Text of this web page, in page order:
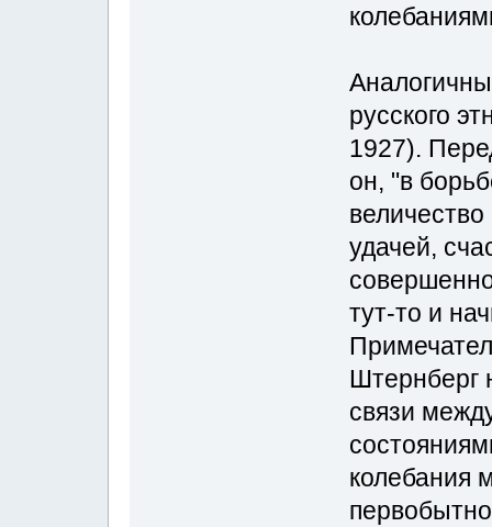
русского
1927).
он, "в
удачей,
тут-то и
Штернберг
связи
колебания